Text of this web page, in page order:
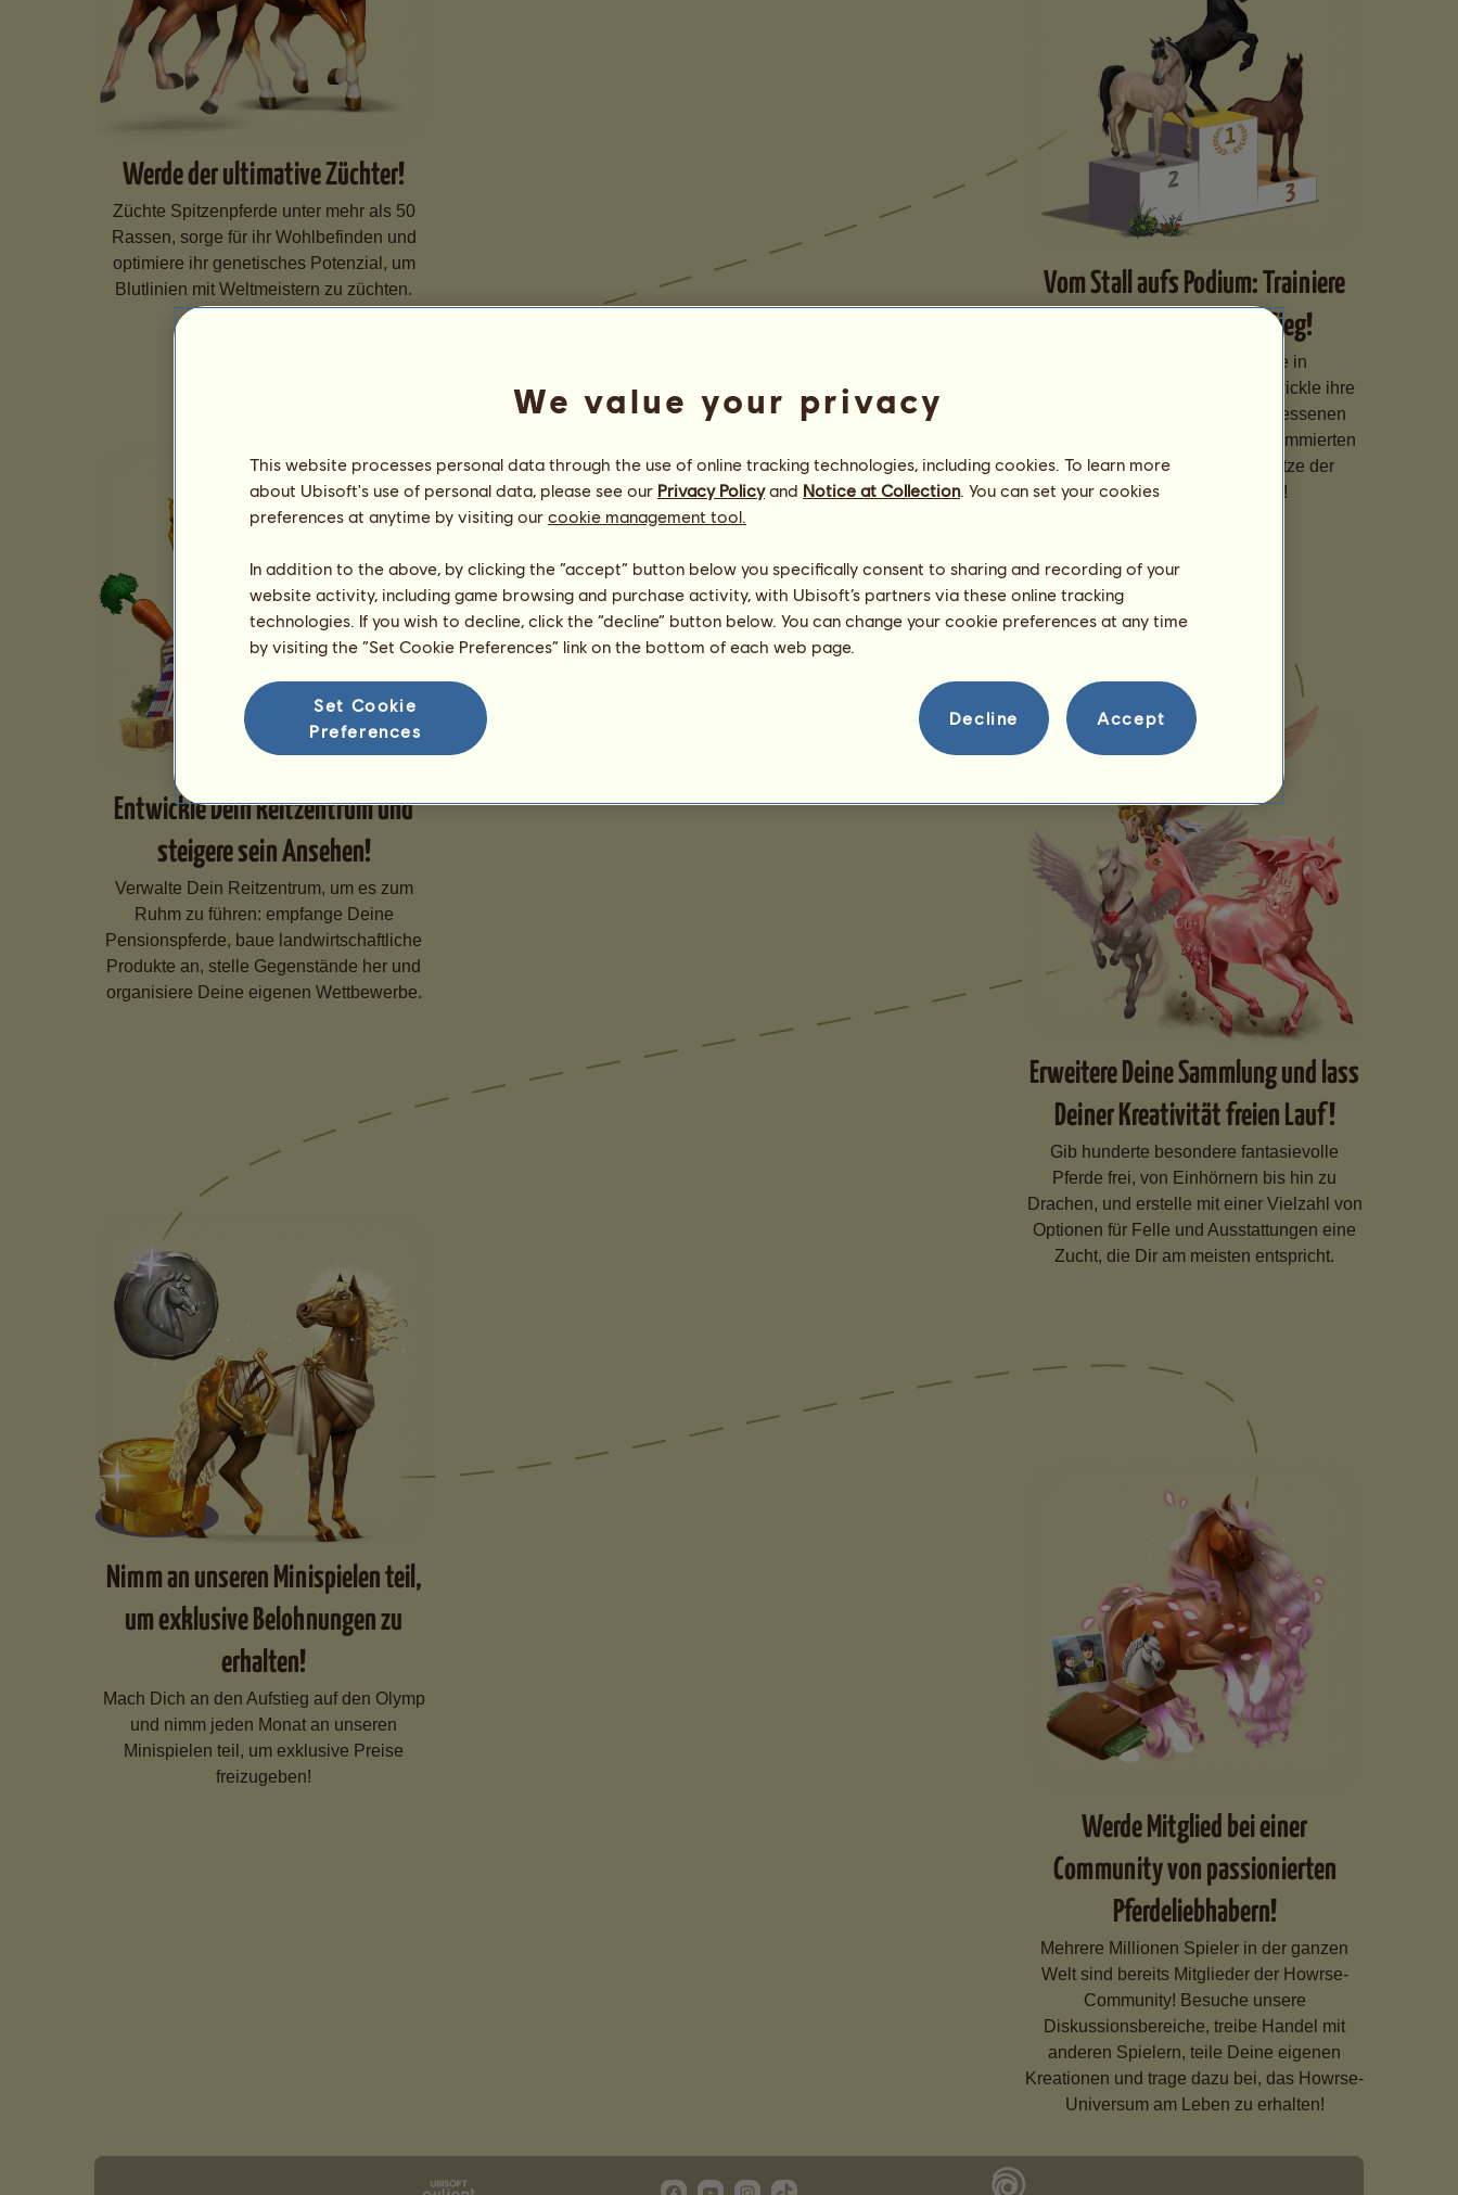
Werde der ultimative Züchter!
Züchte Spitzenpferde unter mehr als 50
Rassen, sorge für ihr Wohlbefinden und
optimiere ihr genetisches Potenzial, um
Blutlinien mit Weltmeistern zu züchten.
Vom Stall aufs Podium: Trainiere
Deine Pferde für den Sieg!
Spezialisiere Deine Pferde in
verschiedenen Disziplinen, entwickle ihre
Fähigkeiten dank eines angemessenen
Trainings und melde sie bei renommierten
Wettbewerben an, um die Spitze der
Rangliste zu erklimmen!
Entwickle Dein Reitzentrum und
steigere sein Ansehen!
Verwalte Dein Reitzentrum, um es zum
Ruhm zu führen: empfange Deine
Pensionspferde, baue landwirtschaftliche
Produkte an, stelle Gegenstände her und
organisiere Deine eigenen Wettbewerbe.
Erweitere Deine Sammlung und lass
Deiner Kreativität freien Lauf!
Gib hunderte besondere fantasievolle
Pferde frei, von Einhörnern bis hin zu
Drachen, und erstelle mit einer Vielzahl von
Optionen für Felle und Ausstattungen eine
Zucht, die Dir am meisten entspricht.
Nimm an unseren Minispielen teil,
um exklusive Belohnungen zu
erhalten!
Mach Dich an den Aufstieg auf den Olymp
und nimm jeden Monat an unseren
Minispielen teil, um exklusive Preise
freizugeben!
Werde Mitglied bei einer
Community von passionierten
Pferdeliebhabern!
Mehrere Millionen Spieler in der ganzen
Welt sind bereits Mitglieder der Howrse-
Community! Besuche unsere
Diskussionsbereiche, treibe Handel mit
anderen Spielern, teile Deine eigenen
Kreationen und trage dazu bei, das Howrse-
Universum am Leben zu erhalten!
We value your privacy
This website processes personal data through the use of online tracking technologies, including cookies. To learn more
about Ubisoft's use of personal data, please see our Privacy Policyand Notice at Collection. You can set your cookies
preferences at anytime by visiting our cookie management tool.
In addition to the above, by clicking the “accept” button below you specifically consent to sharing and recording of your
website activity, including game browsing and purchase activity, with Ubisoft’s partners via these online tracking
technologies. If you wish to decline, click the “decline” button below. You can change your cookie preferences at any time
by visiting the “Set Cookie Preferences” link on the bottom of each web page.
Set Cookie
Preferences
Decline Accept